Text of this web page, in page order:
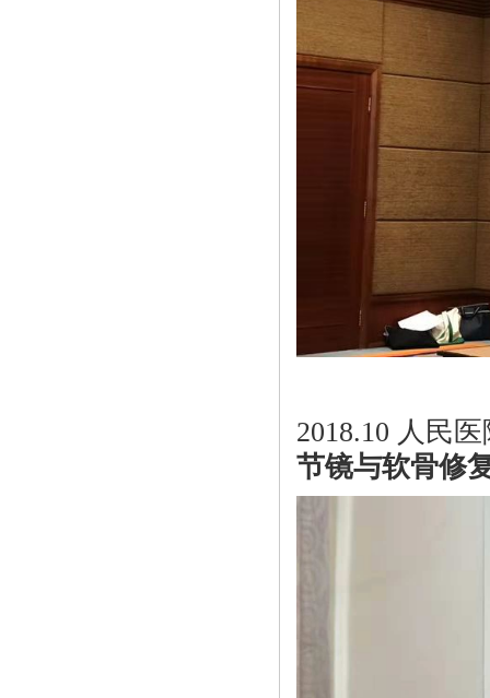
2018.10 人民
节镜与软骨修